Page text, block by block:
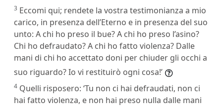
3 Eccomi qui; rendete la vostra testimonianza a mio
carico, in presenza dell’Eterno e in presenza del suo
unto: A chi ho preso il bue? A chi ho preso l’asino?
Chi ho defraudato? A chi ho fatto violenza? Dalle
mani di chi ho accettato doni per chiuder gli occhi a
suo riguardo? Io vi restituirò ogni cosa!’
4 Quelli risposero: ‘Tu non ci hai defraudati, non ci
hai fatto violenza, e non hai preso nulla dalle mani